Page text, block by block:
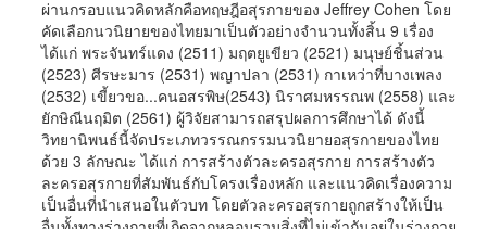
ผ่านกรอบแนวคิดหลักคือทฤษฎีอสุรกายของ Jeffrey Cohen โดย
คัดเลือกนวนิยายของไทยมาเป็นตัวอย่างจำนวนทั้งสิ้น 9 เรื่อง
ได้แก่ พระจันทร์แดง (2511) มฤตยูเขียว (2521) มนุษย์ชิ้นส่วน
(2523) ศีรษะมาร (2531) พญาปลา (2531) กาเหว่าที่บางเพลง
(2532) เขี้ยวขอ...คนอสรพิษ(2543) นิราศมหรรณพ (2558) และ
ยักษิณีนฤมิต (2561) ผู้วิจัยสามารถสรุปผลการศึกษาได้ ดังนี้
วิทยานิพนธ์นี้จัดประเภทวรรณกรรมนวนิยายอสุรกายของไทย
ด้วย 3 ลักษณะ ได้แก่ การสร้างตัวละครอสุรกาย การสร้างตัว
ละครอสุรกายที่สัมพันธ์กับโครงเรื่องหลัก และแนวคิดเรื่องความ
เป็นอื่นที่นำเสนอในตัวบท โดยตัวละครอสุรกายถูกสร้างให้เป็น